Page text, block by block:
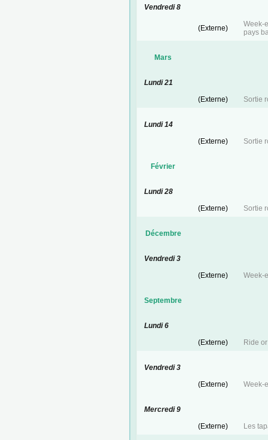
Vendredi 8
(Externe)
pays
Mars
Lundi 21
(Externe)
Sortie
Lundi 14
(Externe)
Sortie
Février
Lundi 28
(Externe)
Sortie
Décembre
Vendredi 3
(Externe)
Week-
Septembre
Lundi 6
(Externe)
Ride
Vendredi 3
(Externe)
Week-
Mercredi 9
(Externe)
Les